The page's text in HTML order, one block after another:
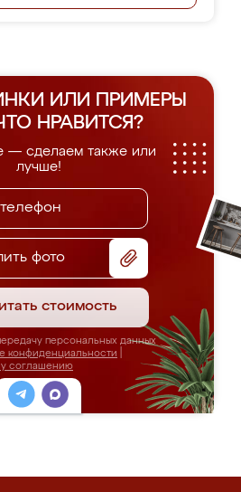
ИЛИ ПРИМЕРЫ
НРАВИТСЯ?
— сделаем также или
лучше!
фото
стоимость
персональных данных
конфиденциальности
соглашению